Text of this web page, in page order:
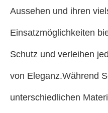
Aussehen und ihren
Einsatzmöglichkeiten
Schutz und verleihen
von Eleganz.Während
unterschiedlichen